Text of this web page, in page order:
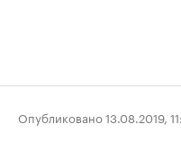
Опубликовано 13.08.2019,